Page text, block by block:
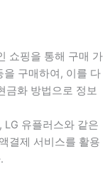
쇼핑을 통해 구매 가
을 구매하여, 이를 다
금화 방법으로 정보
LG 유플러스와 같은
결제 서비스를 활용